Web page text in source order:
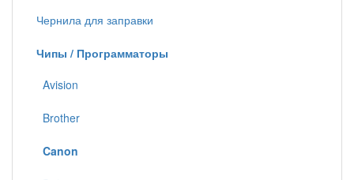
Чернила для заправки
Чипы / Программаторы
Avision
Brother
Canon